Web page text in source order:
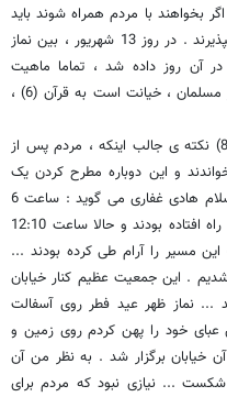
بخواهند با مردم همراه شوند باید
مذهب را به عنوان یک اصل مهم مبارزاتی بپذیرند . در روز 13 شهریور ، بین نماز
آن روز داده شد ، تماما ماهیت
مذهبی داشتند . شعارهایی مانند سکوت هر مسلمان ، خیانت است به قرآن (6) ،
برای حفظ قرآن ، مردم به ما ملحق شوید (8) نکته ی جالب اینکه ، مردم پس از
و این دوباره مطرح کردن یک
نماد مذهبی در جریان مبارزه بود . حجة الاسلام هادی غفاری می گوید : ساعت 6
صبح نماز [عید فطر ] تمام شده بود و مردم راه افتاده بودند و حالا ساعت 12:10
مسیر را آرام طی کرده بودند ...
شدیم . این جمعیت عظیم کنار خیابان
... نماز ظهر عید فطر روی آسفالت
عبای خود را پهن کردم روی زمین و
خیابان برگزار شد . به نظر من آن
... نیازی نبود که مردم برای